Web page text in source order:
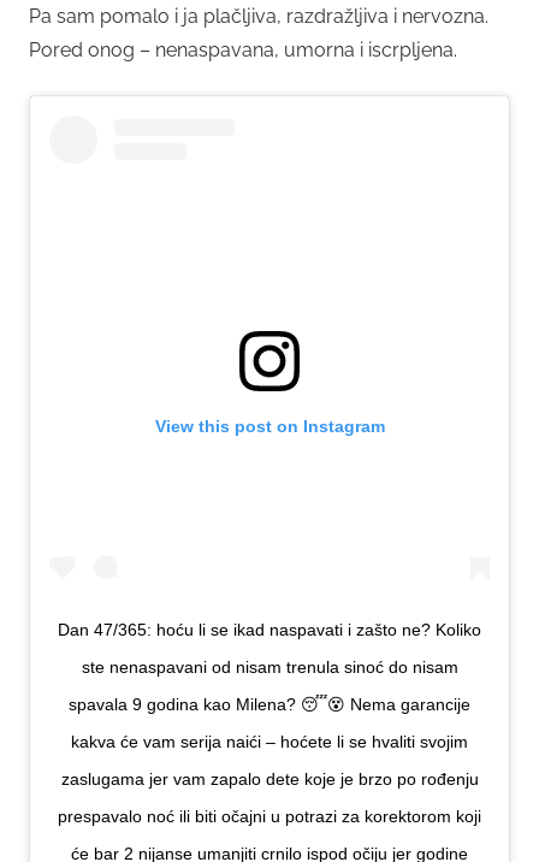
Pa sam pomalo i ja plačljiva, razdražljiva i nervozna.
Pored onog – nenaspavana, umorna i iscrpljena.
View this post on Instagram
Dan 47/365: hoću li se ikad naspavati i zašto ne? Koliko
ste nenaspavani od nisam trenula sinoć do nisam
spavala 9 godina kao Milena? 😴😵 Nema garancije
kakva će vam serija naići – hoćete li se hvaliti svojim
zaslugama jer vam zapalo dete koje je brzo po rođenju
prespavalo noć ili biti očajni u potrazi za korektorom koji
će bar 2 nijanse umanjiti crnilo ispod očiju jer godine